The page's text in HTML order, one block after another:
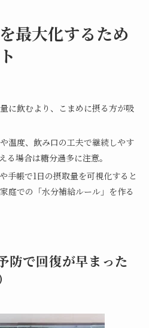
最大化するため
に飲むより、こまめに摂る方が吸
温度、飲み口の工夫で継続しやす
る場合は糖分過多に注意。
手帳で1日の摂取量を可視化すると
庭での「水分補給ルール」を作る
防で回復が早まった